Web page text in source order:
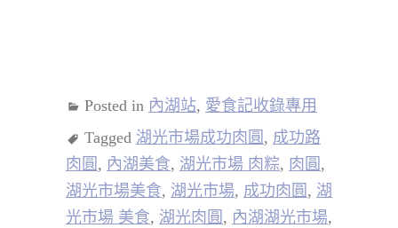
Posted in 內湖站, 愛食記收錄專用
Tagged 湖光市場成功肉圓 , 成功路
肉圓 , 內湖美食, 湖光市場 肉粽, 肉圓 ,
湖光市場美食, 湖光市場, 成功肉圓 , 湖
光市場 美食, 湖光肉圓 , 內湖湖光市場,